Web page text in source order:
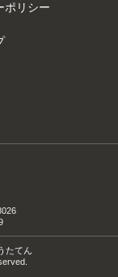
ポリシー
たてん